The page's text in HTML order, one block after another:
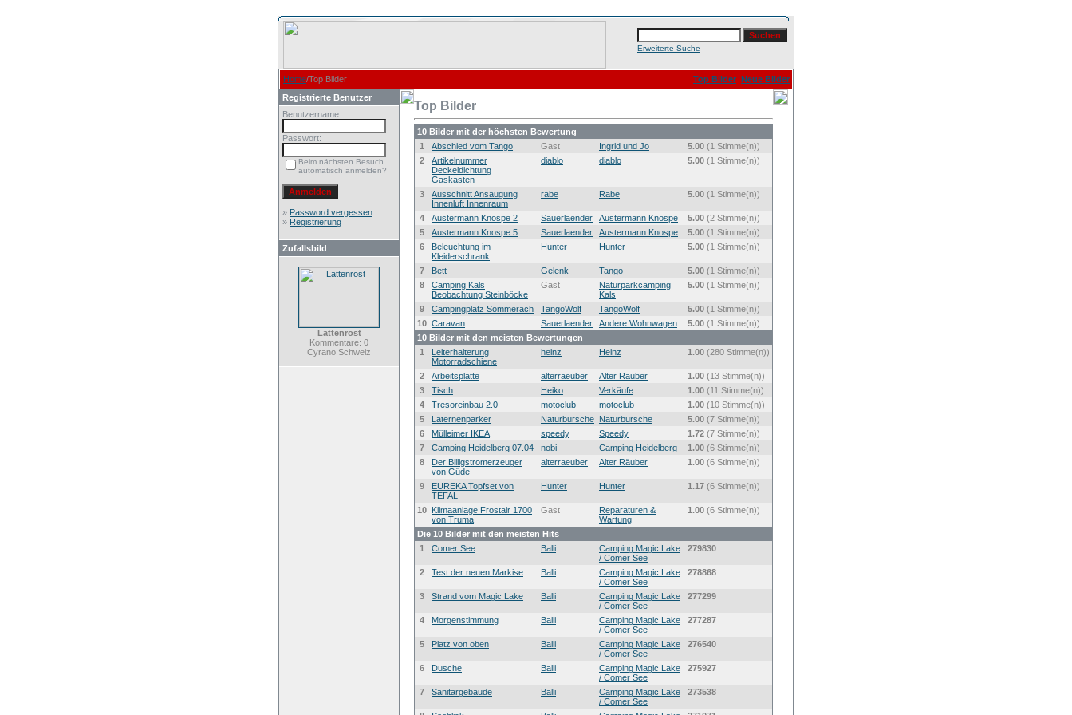
Erweiterte Suche
Home/Top Bilder Top Bilder Neue Bilder
Registrierte Benutzer
Benutzername:
Passwort:
Beim nächsten Besuch
automatisch anmelden?
» Password vergessen
» Registrierung
Zufallsbild
Lattenrost
Kommentare: 0
Cyrano Schweiz
Top Bilder
10 Bilder mit der höchsten Bewertung
1
Abschied vom Tango Gast Ingrid und Jo 5.00 (1 Stimme(n))
2
Artikelnummer
Deckeldichtung
Gaskasten
diablo diablo 5.00 (1 Stimme(n))
3
Ausschnitt Ansaugung
Innenluft Innenraum
rabe Rabe 5.00 (1 Stimme(n))
4 Austermann Knospe 2 Sauerlaender Austermann Knospe 5.00 (2 Stimme(n))
5
Austermann Knospe 5 Sauerlaender Austermann Knospe 5.00 (1 Stimme(n))
6
Beleuchtung im
Kleiderschrank
Hunter Hunter 5.00 (1 Stimme(n))
7 Bett Gelenk Tango 5.00 (1 Stimme(n))
8
Camping Kals
Beobachtung Steinböcke
Gast
Naturparkcamping
Kals
5.00 (1 Stimme(n))
9 Campingplatz Sommerach TangoWolf TangoWolf 5.00 (1 Stimme(n))
10 Caravan Sauerlaender Andere Wohnwagen 5.00 (1 Stimme(n))
10 Bilder mit den meisten Bewertungen
1
Leiterhalterung
Motorradschiene
heinz Heinz 1.00 (280 Stimme(n))
2 Arbeitsplatte alterraeuber Alter Räuber 1.00 (13 Stimme(n))
3
Tisch Heiko Verkäufe 1.00 (11 Stimme(n))
4
Tresoreinbau 2.0 motoclub motoclub 1.00 (10 Stimme(n))
5
Laternenparker Naturbursche Naturbursche 5.00 (7 Stimme(n))
6
Mülleimer IKEA speedy Speedy 1.72 (7 Stimme(n))
7
Camping Heidelberg 07.04 nobi Camping Heidelberg 1.00 (6 Stimme(n))
8
Der Billigstromerzeuger
von Güde
alterraeuber Alter Räuber 1.00 (6 Stimme(n))
9
EUREKA Topfset von
TEFAL
Hunter Hunter 1.17 (6 Stimme(n))
10 Klimaanlage Frostair 1700
von Truma
Gast
Reparaturen &
Wartung
1.00 (6 Stimme(n))
Die 10 Bilder mit den meisten Hits
1
Comer See Balli
Camping Magic Lake
/ Comer See
279830
2 Test der neuen Markise Balli
Camping Magic Lake
/ Comer See
278868
3 Strand vom Magic Lake Balli
Camping Magic Lake
/ Comer See
277299
4 Morgenstimmung Balli
Camping Magic Lake
/ Comer See
277287
5 Platz von oben Balli
Camping Magic Lake
/ Comer See
276540
6 Dusche Balli
Camping Magic Lake
/ Comer See
275927
7 Sanitärgebäude Balli
Camping Magic Lake
/ Comer See
273538